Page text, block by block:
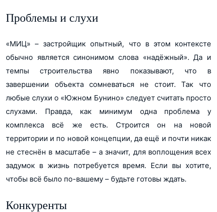
Проблемы и слухи
«МИЦ» – застройщик опытный, что в этом контексте
обычно является синонимом слова «надёжный». Да и
темпы строительства явно показывают, что в
завершении объекта сомневаться не стоит. Так что
любые слухи о «Южном Бунино» следует считать просто
слухами. Правда, как минимум одна проблема у
комплекса всё же есть. Строится он на новой
территории и по новой концепции, да ещё и почти никак
не стеснён в масштабе – а значит, для воплощения всех
задумок в жизнь потребуется время. Если вы хотите,
чтобы всё было по-вашему – будьте готовы ждать.
Конкуренты